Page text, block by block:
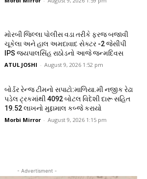
મોરબી જિલ્લા પોલીસ વડા તરીકે ફરજ બજાવી
ચૂકેલા અને હાલ અમદાવાદ સેક્ટર -2 જેસીપી
IPS જયપાલસિંહ રાઠોડનો આજે જન્મદિવસ
ATUL JOSHI - August 9, 2026 1:52 pm
બોર્ડર રેન્જ ટીમનો સપાટો:માળિયા.મી નજીક રેઢા
પડેલ ટ્રકમાંથી 4092 બોટલ વિદેશી દારૂ સહિત
19.52 લાખનો મુદ્દામાલ કબ્જે કરાયો
Morbi Mirror - August 9, 2026 1:15 pm
- Advertisment -